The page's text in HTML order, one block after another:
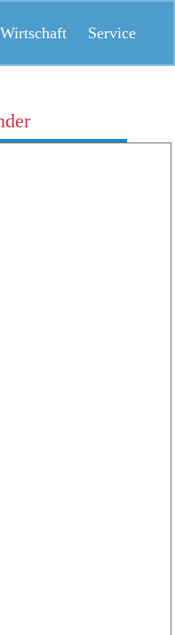
Wirtschaft Service